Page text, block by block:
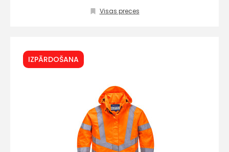
Visas preces
IZPĀRDOŠANA